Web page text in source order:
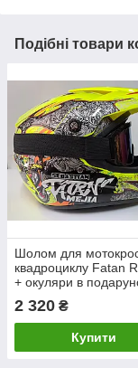
Подібні товари
Шолом для
квадроциклу Fatan
+ окуляри в
2 320 ₴
Купити